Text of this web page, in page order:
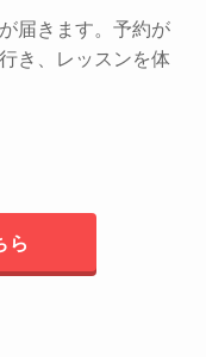
届きます。予約が
き、レッスンを体
ら